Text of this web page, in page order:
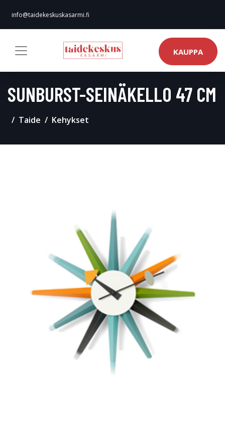
info@taidekeskuskasarmi.fi
KAUPPA
SUNBURST-SEINÄKELLO 47 CM
Taide Kehykset